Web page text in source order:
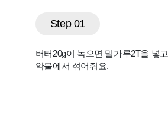
Step 01
버터20g이 녹으면 밀가루2T을 넣고
약불에서 섞어줘요.